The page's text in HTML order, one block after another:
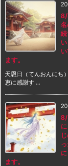
8/
ます。
天恩日（てんおんにち
恵に感謝す ...
8/
ます。